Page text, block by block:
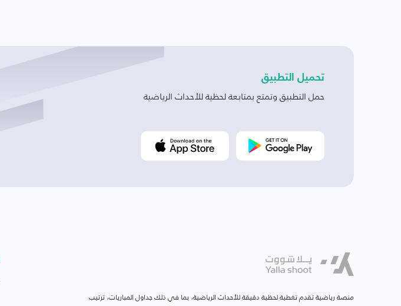
تحميل التطبيق
حمل التطبيق وتمتع بمتابعة لحظية للأحداث الرياضية
منصة رياضية تقدم تغطية لحظية دقيقة للأحداث الرياضية، بما في ذلك جداول المباريات، ترتيب